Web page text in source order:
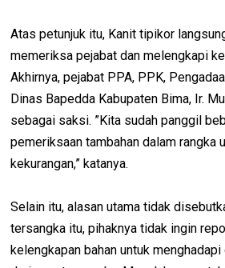
Atas petunjuk itu, Kanit tipikor
memeriksa pejabat dan melengkapi
Akhirnya, pejabat PPA, PPK,
Dinas Bapedda Kabupaten Bima, Ir.
sebagai saksi. ”Kita sudah panggil
pemeriksaan tambahan dalam rangka
kekurangan,” katanya.
Selain itu, alasan utama tidak
tersangka itu, pihaknya tidak ingin
kelengkapan bahan untuk